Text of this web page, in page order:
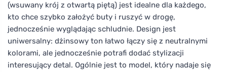
(wsuwany krój z otwartą piętą) jest idealne dla każdego,
kto chce szybko założyć buty i ruszyć w drogę,
jednocześnie wyglądając schludnie. Design jest
uniwersalny: dżinsowy ton łatwo łączy się z neutralnymi
kolorami, ale jednocześnie potrafi dodać stylizacji
interesujący detal. Ogólnie jest to model, który nadaje się